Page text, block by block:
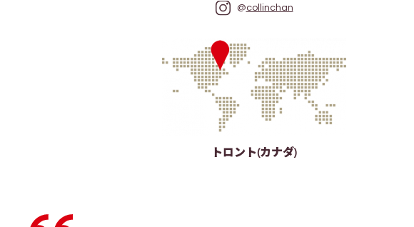
@collinchan
トロント(カナダ)